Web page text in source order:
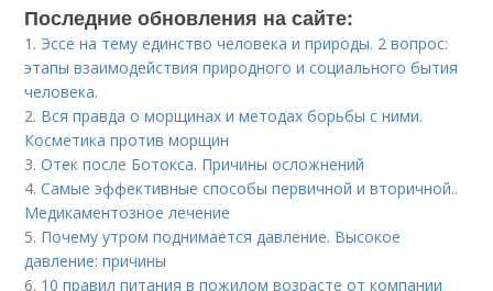
Последние обновления на сайте:
1. Эссе на тему единство человека и природы. 2 вопрос:
этапы взаимодействия природного и социального бытия
человека.
2. Вся правда о морщинах и методах борьбы с ними.
Косметика против морщин
3.Отек после Ботокса. Причины осложнений
4.Самые эффективные способы первичной и вторичной..
Медикаментозное лечение
5. Почему утром поднимается давление. Высокое
давление: причины
6. 10 правил питания в пожилом возрасте от компании